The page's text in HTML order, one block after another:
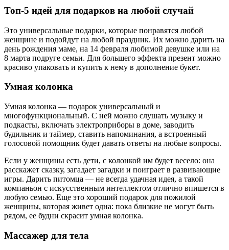
Топ-5 идей для подарков на любой случай
Это универсальные подарки, которые понравятся любой
женщине и подойдут на любой праздник. Их можно дарить на
день рождения маме, на 14 февраля любимой девушке или на
8 марта подруге семьи. Для большего эффекта презент можно
красиво упаковать и купить к нему в дополнение букет.
Умная колонка
Умная колонка — подарок универсальный и
многофункциональный. С ней можно слушать музыку и
подкасты, включать электроприборы в доме, заводить
будильник и таймер, ставить напоминания, а встроенный
голосовой помощник будет давать ответы на любые вопросы.
Если у женщины есть дети, с колонкой им будет весело: она
расскажет сказку, загадает загадки и поиграет в развивающие
игры. Дарить питомца — не всегда удачная идея, а такой
компаньон с искусственным интеллектом отлично впишется в
любую семью. Еще это хороший подарок для пожилой
женщины, которая живет одна: пока близкие не могут быть
рядом, ее будни скрасит умная колонка.
Массажер для тела